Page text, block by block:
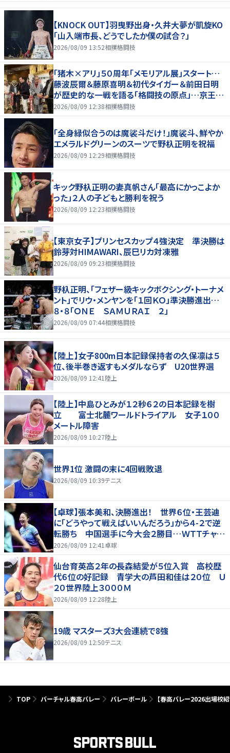
【KNOCK OUT】羽曳野出身・久井大夢が凱旋KO
「山入端市長、どうでしたか僕の試合？」
2026/08/09 13:52相撲格闘技
「猪木×アリ」５０周年「メモリアル展」スタート…
藤波辰爾＆藤原喜明＆初代タイガー＆前田日明
が歴史的な一戦を語る「格闘技の原点」…京王プ
ラザホテルで３１日まで
2026/08/09 12:38相撲格闘技
「全身緑似合うのは魔裟斗だけ！」魔裟斗、鮮やか
エメラルドグリーンのスーツで野杁正明を祝福
2026/08/09 12:29相撲格闘技
キック野杁正明の妻真帆さん「最高にかっこよか
った」２人の子どもと勝利を祝う
2026/08/09 12:23相撲格闘技
【東京女子】プリンセスカップ４強決定 準決勝は
鈴芽対HIMAWARI、辰巳リカ対凍雅
2026/08/09 09:23相撲格闘技
野杁正明、「フェザー級キックボクシング・トーナメ
ント」でリウ・メンヤンを「１回ＫＯ」準決勝進出…
８・８「ＯＮＥ ＳＡＭＵＲＡＩ ２」
2026/08/09 07:44相撲格闘技
【陸上】女子800m日本記録保持者の久保凛は５
位、後半巻き返すもメダルならず U20世界選
2026/08/09 12:41 陸上
【陸上】中島ひとみが１２秒６２の日本記録を樹
立 富士北麓ワールドトライアル 女子１００
メートル障害
2026/08/09 10:27陸上
世界1位 激闘の末に4回戦敗退
2026/08/09 10:39テニス
【卓球】張本美和、決勝進出！ 世界６位・王芸迪
に「どうやって戦えばいいんだろう」から４-２で逆
転勝ち 中国選手に今大会２勝目…ＷＴＴチャン
ピオンズ横浜
2026/08/09 12:41 卓球
仙台育英高２年の長森結愛が５位入賞 高校歴
代６位の好記録 青学大の芦田和佳は２０位 Ｕ
２０世界陸上３０００Ｍ
2026/08/09 12:28陸上
19歳 マスターズ3大会連続で8強
2026/08/09 12:50テニス
TOP バーチャル春高バレー バレーボール 【春高バレー2026出場校